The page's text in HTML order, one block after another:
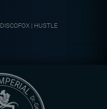
DISCOFOX | HUSTLE